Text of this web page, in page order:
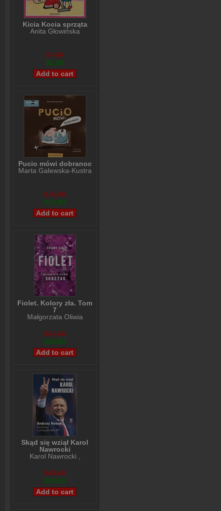
Kicia Kocia sprząta
Anita Głowińska
$7,99
$5,99
Pucio mówi dobranoc
Marta Galewska-Kustra
$15,99
$12,99
Fiolet. Kolory zła. Tom
7
Małgorzata Oliwia
$31,68
$26,00
Skąd się wziął Karol
Nawrocki
Karol Nawrocki
$49,69
$39,53